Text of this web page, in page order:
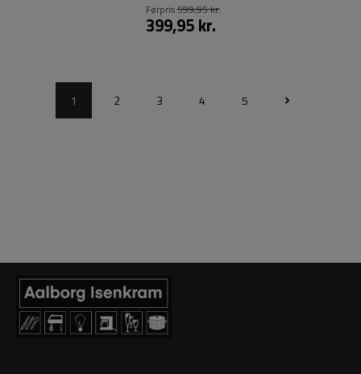
399,95 kr.
Førpris599,95 kr.
1 2 3 4 5